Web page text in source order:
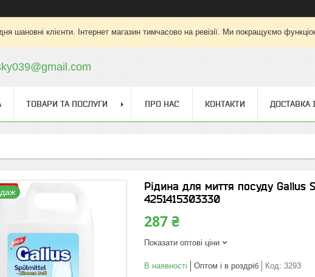
шановні клієнти. Інтернет магазин тимчасово на ревізії. Ми покращуємо
ТОВАРИ ТА ПОСЛУГИ ПРО НАС КОНТАКТИ ДОСТАВКА
Рідина для миття посуду
4251415303330
287 ₴
Показати оптові ціни
В наявності Оптом і в роздріб Код: 3293